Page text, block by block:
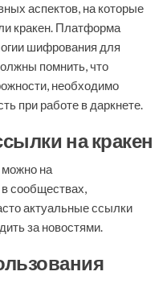
аспектов, на которые
кракен. Платформа
шифрования для
помнить, что
необходимо
при работе в даркнете.
на кракен
можно на
сообществах,
актуальные ссылки
за новостями.